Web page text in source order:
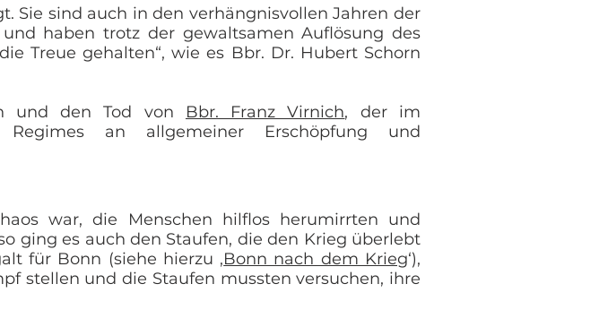
Sie sind auch in den verhängnisvollen Jahren der
haben trotz der gewaltsamen Auflösung des
Treue gehalten“, wie es Bbr. Dr. Hubert Schorn
und den Tod von Bbr. Franz Virnich, der im
an allgemeiner Erschöpfung und
war, die Menschen hilflos herumirrten und
ging es auch den Staufen, die den Krieg überlebt
für Bonn (siehe hierzu ‚Bonn nach dem Krieg‘),
stellen und die Staufen mussten versuchen, ihre